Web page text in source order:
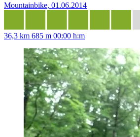
Mountainbike, 01.06.2014
36,3 km 685 m 00:00 h:m